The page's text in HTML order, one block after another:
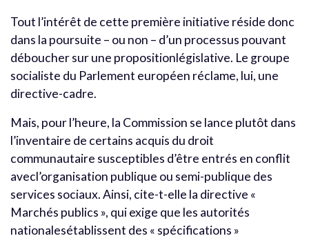
Tout l’intérêt de cette première initiative réside donc
dans la poursuite – ou non – d’un processus pouvant
déboucher sur une propositionlégislative. Le groupe
socialiste du Parlement européen réclame, lui, une
directive-cadre.
Mais, pour l’heure, la Commission se lance plutôt dans
l’inventaire de certains acquis du droit
communautaire susceptibles d’être entrés en conflit
avecl’organisation publique ou semi-publique des
services sociaux. Ainsi, cite-t-elle la directive «
Marchés publics », qui exige que les autorités
nationalesétablissent des « spécifications »